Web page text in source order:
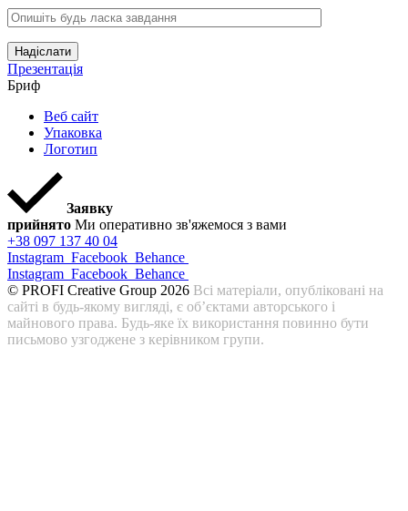
Надіслати
Презентація
Бриф
Веб сайт
Упаковка
Логотип
Заявку
прийнято Ми оперативно зв'яжемося з вами
+38 097 137 40 04
Instagram Facebook Behance
Instagram Facebook Behance
© PROFI Creative Group 2026 Всі матеріали, опубліковані на
сайті в будь-якому вигляді, є об’єктами авторського і
майнового права. Будь-яке їх використання повинно бути
письмово узгоджене з керівником групи.